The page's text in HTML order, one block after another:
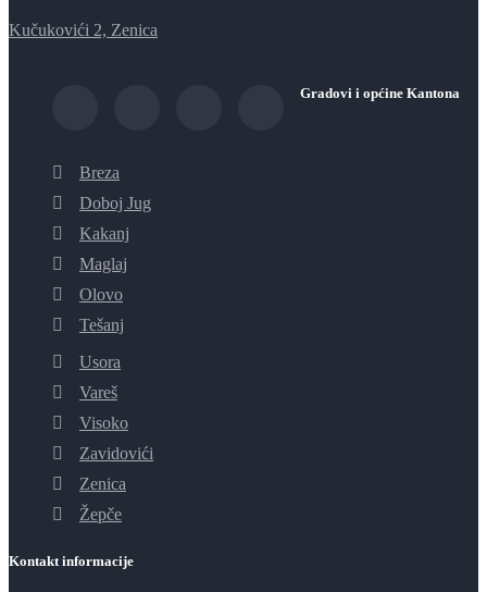
Kučukovići 2, Zenica
Gradovi i općine Kantona
Breza
Doboj Jug
Kakanj
Maglaj
Olovo
Tešanj
Usora
Vareš
Visoko
Zavidovići
Zenica
Žepče
Kontakt informacije